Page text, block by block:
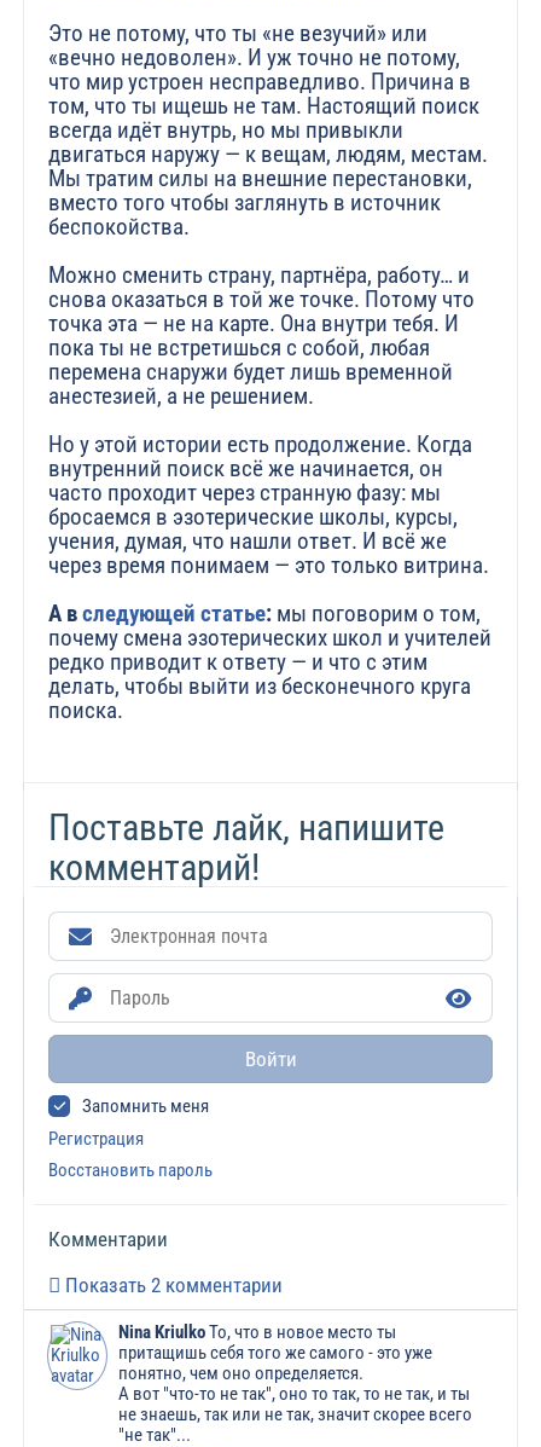
Это не потому, что ты «не везучий» или
«вечно недоволен». И уж точно не потому,
что мир устроен несправедливо. Причина в
том, что ты ищешь не там. Настоящий поиск
всегда идёт внутрь, но мы привыкли
двигаться наружу — к вещам, людям, местам.
Мы тратим силы на внешние перестановки,
вместо того чтобы заглянуть в источник
беспокойства.
Можно сменить страну, партнёра, работу… и
снова оказаться в той же точке. Потому что
точка эта — не на карте. Она внутри тебя. И
пока ты не встретишься с собой, любая
перемена снаружи будет лишь временной
анестезией, а не решением.
Но у этой истории есть продолжение. Когда
внутренний поиск всё же начинается, он
часто проходит через странную фазу: мы
бросаемся в эзотерические школы, курсы,
учения, думая, что нашли ответ. И всё же
через время понимаем — это только витрина.
А вследующей статье: мы поговорим о том,
почему смена эзотерических школ и учителей
редко приводит к ответу — и что с этим
делать, чтобы выйти из бесконечного круга
поиска.
Поставьте лайк, напишите
комментарий!
Войти
Запомнить меня
Регистрация
Восстановить пароль
Комментарии
Показать 2 комментарии
Nina KriulkoТо, что в новое место ты
притащишь себя того же самого - это уже
понятно, чем оно определяется.
А вот "что-то не так", оно то так, то не так, и ты
не знаешь, так или не так, значит скорее всего
"не так"...